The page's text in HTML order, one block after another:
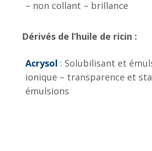
– non collant – brillance
Dérivés de l’huile de ricin :
Acrysol : Solubilisant et
ionique – transparence et
émulsions